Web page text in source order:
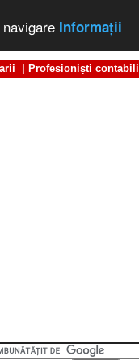
Informaţii
Profesioniști contabili